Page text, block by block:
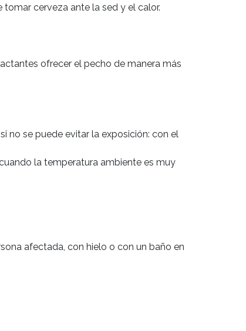
cerveza ante la sed y el calor.
ofrecer el pecho de manera más
no se puede evitar la exposición: con el
la temperatura ambiente es muy
afectada, con hielo o con un baño en